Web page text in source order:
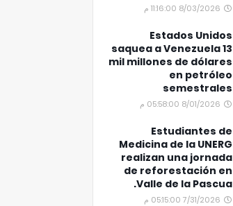
8/03/2026 11:16:00 م
Estados Unidos
saquea a Venezuela 13
mil millones de dólares
en petróleo
semestrales
8/01/2026 05:58:00 م
Estudiantes de
Medicina de la UNERG
realizan una jornada
de reforestación en
Valle de la Pascua.
7/31/2026 05:15:00 م